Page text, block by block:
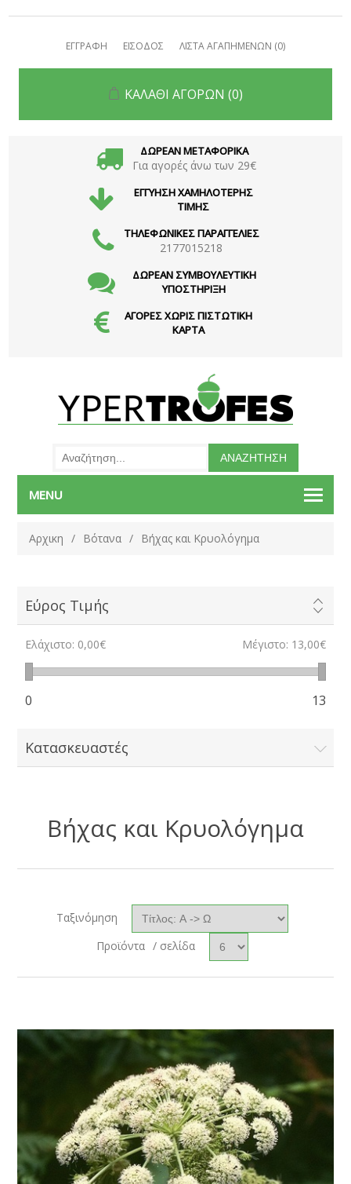
ΕΓΓΡΑΦΗ ΕΙΣΟΔΟΣ ΛΙΣΤΑ ΑΓΑΠΗΜΕΝΩΝ (0)
ΚΑΛΑΘΙ ΑΓΟΡΩΝ (0)
ΔΩΡΕΑΝ ΜΕΤΑΦΟΡΙΚΑ
Για αγορές άνω των 29€
ΕΓΓΥΗΣΗ ΧΑΜΗΛΟΤΕΡΗΣ
ΤΙΜΗΣ
ΤΗΛΕΦΩΝΙΚΕΣ ΠΑΡΑΓΓΕΛΙΕΣ
2177015218
ΔΩΡΕΑΝ ΣΥΜΒΟΥΛΕΥΤΙΚΗ
ΥΠΟΣΤΗΡΙΞΗ
ΑΓΟΡΕΣ ΧΩΡΙΣ ΠΙΣΤΩΤΙΚΗ
ΚΑΡΤΑ
MENU
Αρχικη / Βότανα / Βήχας και Κρυολόγημα
Εύρος Τιμής
Ελάχιστο: 0,00€ Μέγιστο: 13,00€
0 13
Κατασκευαστές
Βήχας και Κρυολόγημα
Ταξινόμηση
Προϊόντα / σελίδα